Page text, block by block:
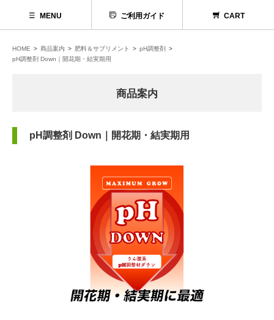
MENU
代理店募集
お問い合わせ
お電話でのお問い合わせ
054-270-4456
営業時間：平日：10～19時／土曜：12～18時
ご利用ガイド CART
HOME 商品案内 肥料＆サプリメント
pH調整剤
pH調整剤 Down｜開花期・結実期用
商品案内
pH調整剤 Down｜開花期・結実期用